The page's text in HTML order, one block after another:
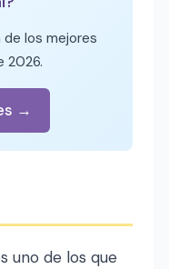
los mejores
2026.
→
uno de los que